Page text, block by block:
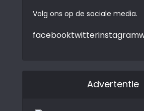
Volg ons op de sociale media.
facebooktwitterinstagram
Advertentie